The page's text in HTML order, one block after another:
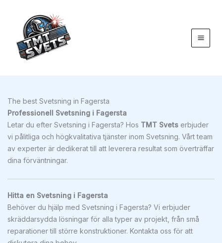
innehåll
The best Svetsning in Fagersta
Professionell Svetsning i Fagersta
Letar du efter Svetsning i Fagersta? Hos TMT Svets erbjuder
vi pålitliga och högkvalitativa tjänster inom Svetsning. Vårt team
av experter är dedikerat till att leverera resultat som överträffar
dina förväntningar.
Hitta en Svetsning i Fagersta
Behöver du hjälp med Svetsning i Fagersta? Vi erbjuder
skräddarsydda lösningar för alla typer av projekt, från små
reparationer till större konstruktioner. Kontakta oss för att